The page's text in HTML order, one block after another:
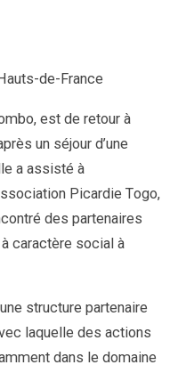
de-France
est de retour à
un séjour d’une
a assisté à
Picardie Togo,
des partenaires
caractère social à
structure partenaire
laquelle des actions
dans le domaine